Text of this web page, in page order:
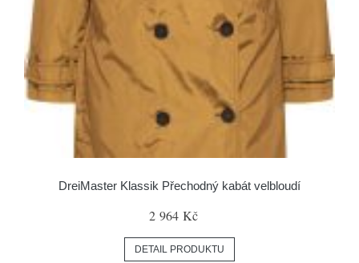
DreiMaster Klassik Přechodný kabát velbloudí
2 964 Kč
DETAIL PRODUKTU